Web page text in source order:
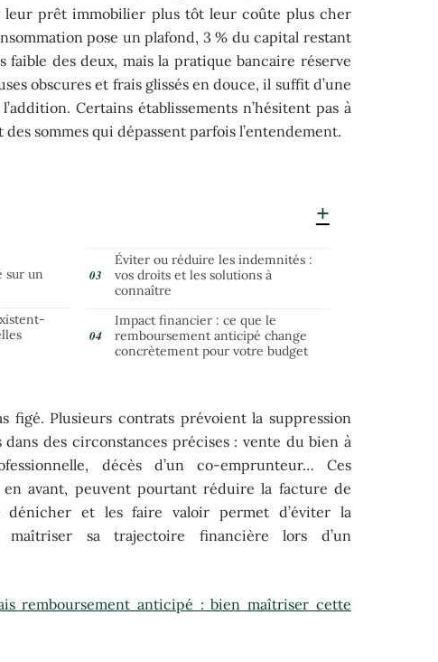
leur prêt immobilier plus tôt leur coûte plus cher
pose un plafond, 3 % du capital restant
faible des deux, mais la pratique bancaire réserve
obscures et frais glissés en douce, il suffit d’une
Certains établissements n’hésitent pas à
sommes qui dépassent parfois l’entendement.
sur un
Éviter ou réduire les indemnités :
vos droits et les solutions à
connaître
Impact financier : ce que le
remboursement anticipé change
concrètement pour votre budget
figé. Plusieurs contrats prévoient la suppression
des circonstances précises : vente du bien à
décès d’un co-emprunteur… Ces
en avant, peuvent pourtant réduire la facture de
dénicher et les faire valoir permet d’éviter la
sa trajectoire financière lors d’un
remboursement anticipé : bien maîtriser cette